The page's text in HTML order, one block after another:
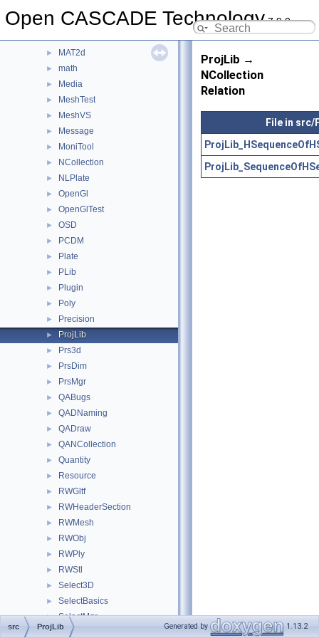
Open CASCADE Technology7.9.0
LProp3d
► MAT2d
► math
► Media
► MeshTest
► MeshVS
► Message
► MoniTool
► NCollection
► NLPlate
► OpenGl
► OpenGlTest
► OSD
► PCDM
► Plate
► PLib
► Plugin
► Poly
► Precision
► ProjLib
► Prs3d
► PrsDim
► PrsMgr
► QABugs
► QADNaming
► QADraw
► QANCollection
► Quantity
► Resource
► RWGltf
► RWHeaderSection
► RWMesh
► RWObj
► RWPly
► RWStl
► Select3D
► SelectBasics
► SelectMgr
► ShapeAlgo
ProjLib →
NCollection
Relation
File in src/
src ProjLib Generated by 1.13.2